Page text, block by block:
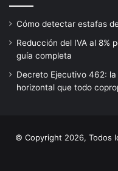
Cómo detectar estafas
Reducción del IVA al 8%
guía completa
Decreto Ejecutivo 462:
horizontal que todo
© Copyright 2026, Todos